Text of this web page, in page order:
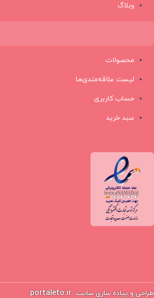
وبلاگ
محصولات
لیست علاقه‌مندی‌ها
حساب کاربری
سبد خرید
طراحی و پیاده سازی سایت portaleto.ir